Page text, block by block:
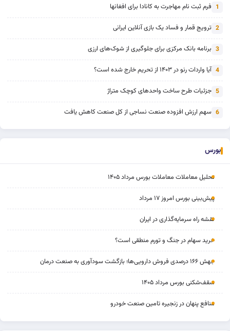
1 فرم ثبت نام مهاجرت به کانادا برای افغانها
2 ترویج قمار و فساد یک بازی آنلاین ایرانی
3 برنامه بانک مرکزی برای جلوگیری از شوک‌های ارزی
4 آیا واردات رنو در ۱۴۰۳ از تحریم خارج شده است؟
5 جزئیات طرح ساخت واحدهای کوچک متراژ
6 سهم ارزش افزوده صنعت نساجی از کل صنعت کاهش یافت
بورس
تحلیل معاملات معاملات بورس مرداد ۱۴۰۵
پیش‌بینی بورس امروز ۱۷ مرداد
نقشه راه سرمایه‌گذاری در ایران
خرید سهام در جنگ و تورم منطقی است؟
جهش ۱۶۶ درصدی فروش دارویی‌ها؛ بازگشت سودآوری به صنعت درمان
سقف‌شکنی بورس مرداد ۱۴۰۵
منافع پنهان در زنجیره تامین صنعت خودرو